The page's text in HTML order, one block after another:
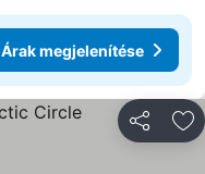
Árak megjelenítése